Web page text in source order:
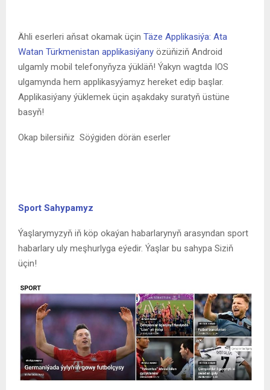
Ähli eserleri aňsat okamak üçin Täze Applikasiýa: Ata
Watan Türkmenistan applikasiýany özüňiziň Android
ulgamly mobil telefonyňyza ýükläň! Ýakyn wagtda IOS
ulgamynda hem applikasyýamyz hereket edip başlar.
Applikasiýany ýüklemek üçin aşakdaky suratyň üstüne
basyň!
Okap bilersiňiz Söýgiden dörän eserler
Sport Sahypamyz
Ýaşlarymyzyň iň köp okaýan habarlarynyň arasyndan sport
habarlary uly meşhurlyga eýedir. Ýaşlar bu sahypa Siziň
üçin!